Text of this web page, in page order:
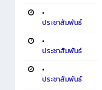
•
ประชาสัมพันธ์
•
ประชาสัมพันธ์
•
ประชาสัมพันธ์